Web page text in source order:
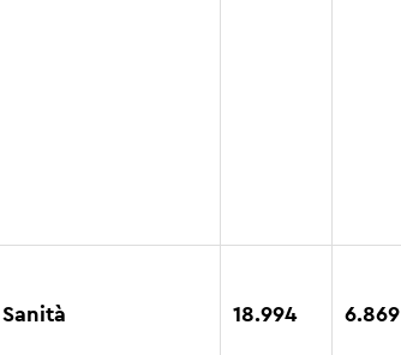
Sanità 18.994 6.869